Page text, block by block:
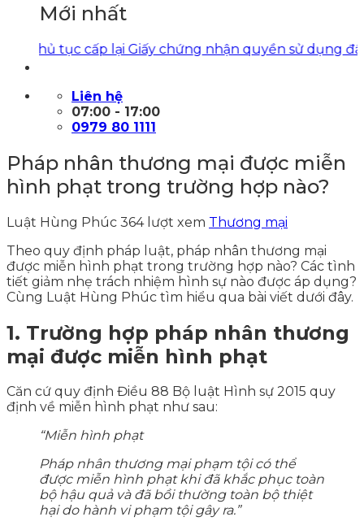
Mới nhất
cấp lại Giấy chứng nhận quyền sử dụng đất|Luật
Liên hệ
07:00 - 17:00
0979 80 1111
Pháp nhân thương mại được miễn
hình phạt trong trường hợp nào?
Luật Hùng Phúc 364 lượt xem Thương mại
Theo quy định pháp luật, pháp nhân thương mại
được miễn hình phạt trong trường hợp nào? Các tình
tiết giảm nhẹ trách nhiệm hình sự nào được áp dụng?
Cùng Luật Hùng Phúc tìm hiểu qua bài viết dưới đây.
1. Trường hợp pháp nhân thương
mại được miễn hình phạt
Căn cứ quy định Điều 88 Bộ luật Hình sự 2015 quy
định về miễn hình phạt như sau:
“Miễn hình phạt
Pháp nhân thương mại phạm tội có thể
được miễn hình phạt khi đã khắc phục toàn
bộ hậu quả và đã bồi thường toàn bộ thiệt
hại do hành vi phạm tội gây ra.”